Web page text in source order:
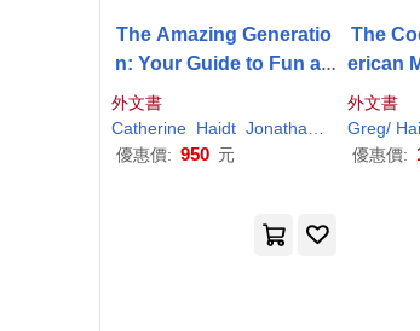
The Amazing Generatio
n: Your Guide to Fun an
d Freedom in a Screen-F
illed World
外文書
Catherine Haidt Jonathan Price
優惠價: 950 元
The
erican
Are
外文書
Greg/
優惠價: